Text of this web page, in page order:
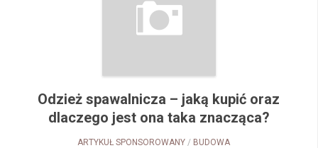
Odzież spawalnicza – jaką kupić oraz
dlaczego jest ona taka znacząca?
ARTYKUŁ SPONSOROWANY / BUDOWA